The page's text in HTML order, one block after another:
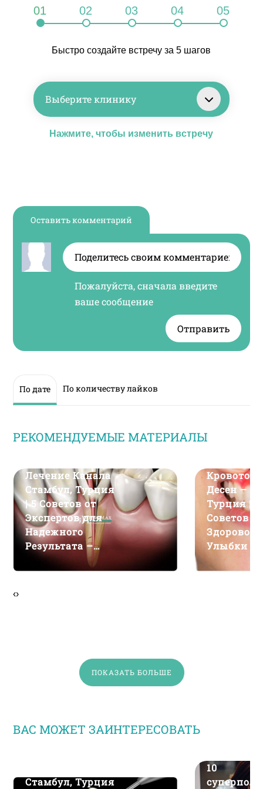
01 02 03 04 05
Быстро создайте встречу за 5 шагов
Выберите клинику
Нажмите, чтобы изменить встречу
Оставить комментарий
Пожалуйста, сначала введите
ваше сообщение
Отправить
По дате По количеству лайков
РЕКОМЕНДУЕМЫЕ МАТЕРИАЛЫ
Лечение Канала
Стамбул, Турция
| 5 Советов от
Экспертов для
Надежного
Результата –
DentMax
Десен –
Турция | 6
Советов
Здоровой
Улыбки –
DentMax
‹›
ПОКАЗАТЬ БОЛЬШЕ
ВАС МОЖЕТ ЗАИНТЕРЕСОВАТЬ
Стамбул, Турция
10